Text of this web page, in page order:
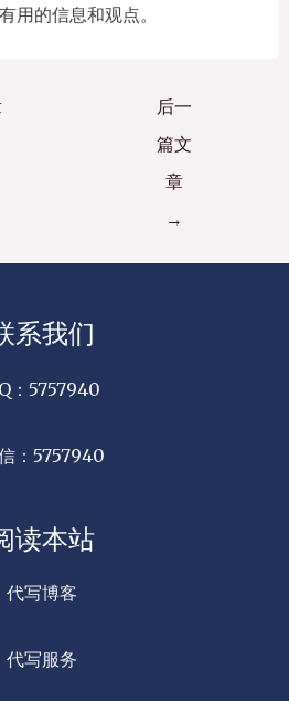
用的信息和观点。
后一
篇文
章
→
系我们
：5757940
：5757940
读本站
代写博客
代写服务